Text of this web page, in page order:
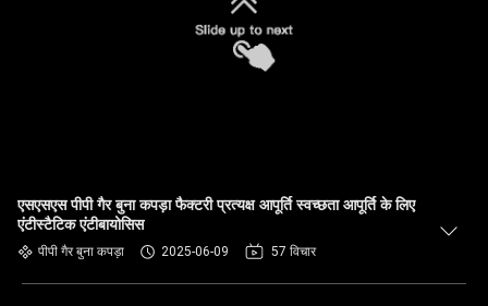
एसएसएस पीपी गैर बुना कपड़ा फैक्टरी प्रत्यक्ष आपूर्ति स्वच्छता आपूर्ति के लिए
एंटीस्टैटिक एंटीबायोसिस
पीपी गैर बुना कपड़ा 2025-06-09 57 विचार